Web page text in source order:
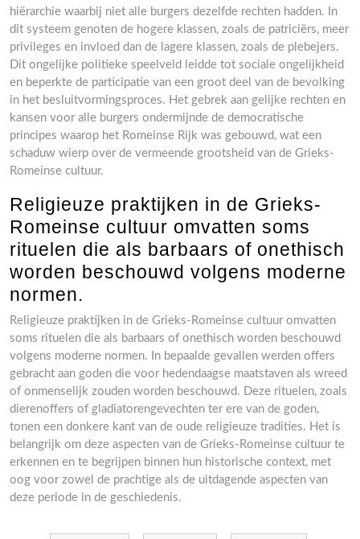
hiërarchie waarbij niet alle burgers dezelfde rechten hadden. In
dit systeem genoten de hogere klassen, zoals de patriciërs, meer
privileges en invloed dan de lagere klassen, zoals de plebejers.
Dit ongelijke politieke speelveld leidde tot sociale ongelijkheid
en beperkte de participatie van een groot deel van de bevolking
in het besluitvormingsproces. Het gebrek aan gelijke rechten en
kansen voor alle burgers ondermijnde de democratische
principes waarop het Romeinse Rijk was gebouwd, wat een
schaduw wierp over de vermeende grootsheid van de Grieks-
Romeinse cultuur.
Religieuze praktijken in de Grieks-
Romeinse cultuur omvatten soms
rituelen die als barbaars of onethisch
worden beschouwd volgens moderne
normen.
Religieuze praktijken in de Grieks-Romeinse cultuur omvatten
soms rituelen die als barbaars of onethisch worden beschouwd
volgens moderne normen. In bepaalde gevallen werden offers
gebracht aan goden die voor hedendaagse maatstaven als wreed
of onmenselijk zouden worden beschouwd. Deze rituelen, zoals
dierenoffers of gladiatorengevechten ter ere van de goden,
tonen een donkere kant van de oude religieuze tradities. Het is
belangrijk om deze aspecten van de Grieks-Romeinse cultuur te
erkennen en te begrijpen binnen hun historische context, met
oog voor zowel de prachtige als de uitdagende aspecten van
deze periode in de geschiedenis.